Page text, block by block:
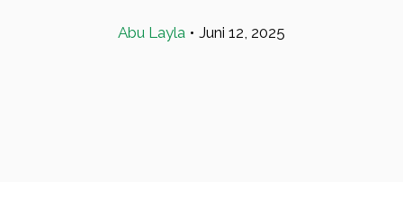
Abu Layla • Juni 12, 2025